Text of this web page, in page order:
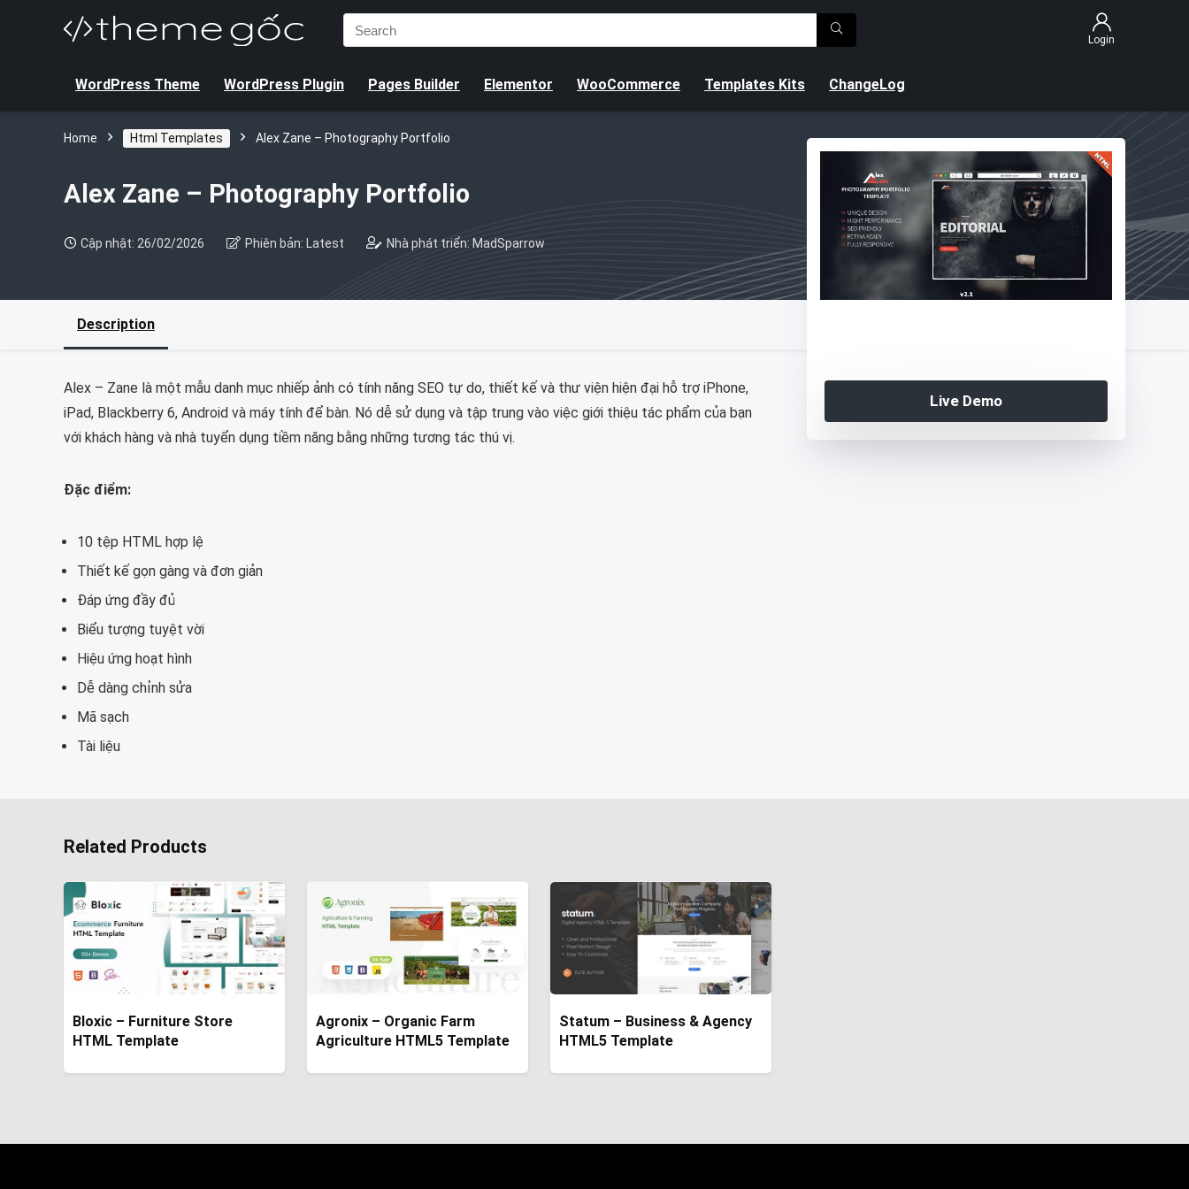
Search
for:
Login
WordPress Theme WordPress Plugin Pages Builder Elementor WooCommerce Templates Kits ChangeLog
Home Html Templates Alex Zane – Photography Portfolio
Alex Zane – Photography Portfolio
Live Demo
Cập nhật: 26/02/2026 Phiên bản: Latest Nhà phát triển: MadSparrow
Description
Alex – Zane là một mẫu danh mục nhiếp ảnh có tính năng SEO tự do, thiết kế và thư viện hiện đại hỗ trợ iPhone,
iPad, Blackberry 6, Android và máy tính để bàn. Nó dễ sử dụng và tập trung vào việc giới thiệu tác phẩm của bạn
với khách hàng và nhà tuyển dụng tiềm năng bằng những tương tác thú vị.
Đặc điểm:
10 tệp HTML hợp lệ
Thiết kế gọn gàng và đơn giản
Đáp ứng đầy đủ
Biểu tượng tuyệt vời
Hiệu ứng hoạt hình
Dễ dàng chỉnh sửa
Mã sạch
Tài liệu
Related Products
Bloxic – Furniture Store
HTML Template
Agronix – Organic Farm
Agriculture HTML5 Template
Statum – Business & Agency
HTML5 Template